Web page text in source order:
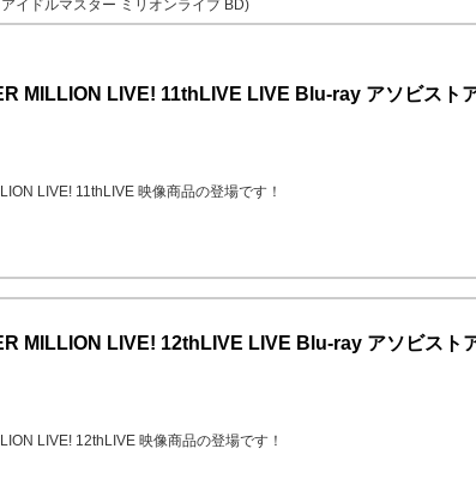
イドルマスター ミリオンライブ BD)
MILLION LIVE! 11thLIVE LIVE Blu-ray アソビスト
LIVE! 11thLIVE 映像商品の登場です！
MILLION LIVE! 12thLIVE LIVE Blu-ray アソビスト
LIVE! 12thLIVE 映像商品の登場です！